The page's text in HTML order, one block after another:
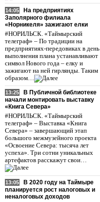
14:05
На предприятиях
Заполярного филиала
«Норникеля» зажигают елки
#НОРИЛЬСК. «Таймырский
телеграф» – По традиции на
предприятиях-передовиках в день
выполнения плана устанавливают
символ Нового года – елку и
зажигают на ней гирлянды. Таким
образом…
13:25
В Публичной библиотеке
начали монтировать выставку
«Книга Севера»
#НОРИЛЬСК. «Таймырский
телеграф» – Выставка «Книга
Севера» – завершающий этап
большого межмузейного проекта
«Освоение Севера: тысяча лет
успеха». Три сотни уникальных
артефактов расскажут свои…
13:05
В 2020 году на Таймыре
планируется рост налоговых и
неналоговых доходов